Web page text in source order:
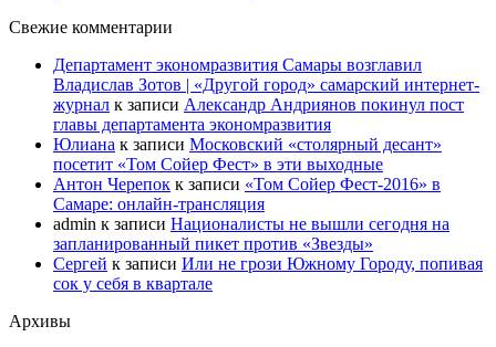
Свежие комментарии
Департамент экономразвития Самары возглавил
Владислав Зотов | «Другой город» самарский интернет-
журнал к записи Александр Андриянов покинул пост
главы департамента экономразвития
Юлиана к записи Московский «столярный десант»
посетит «Том Сойер Фест» в эти выходные
Антон Черепок к записи «Том Сойер Фест-2016» в
Самаре: онлайн-трансляция
admin к записи Националисты не вышли сегодня на
запланированный пикет против «Звезды»
Сергей к записи Или не грози Южному Городу, попивая
сок у себя в квартале
Архивы